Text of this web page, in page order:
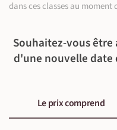
dans ces classes au moment
Souhaitez-vous être
d'une nouvelle date
Le prix comprend